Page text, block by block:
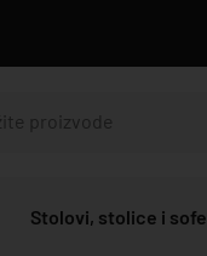
Stolovi, stolice i sofe